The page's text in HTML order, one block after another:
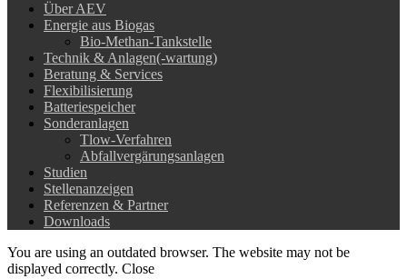
Über AEV
Energie aus Biogas
Bio-Methan-Tankstelle
Technik & Anlagen(-wartung)
Beratung & Services
Flexibilisierung
Batteriespeicher
Sonderanlagen
Tlow-Verfahren
Abfallvergärungsanlagen
Studien
Stellenanzeigen
Referenzen & Partner
Downloads
You are using an outdated browser. The website may not be
displayed correctly. Close